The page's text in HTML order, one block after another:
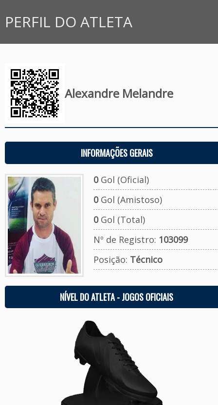
PERFIL DO ATLETA
Alexandre Melandre
INFORMAÇÕES GERAIS
0Gol (Oficial)
0Gol (Amistoso)
0Gol (Total)
Nº de Registro: 103099
Posição: Técnico
NÍVEL DO ATLETA - JOGOS OFICIAIS